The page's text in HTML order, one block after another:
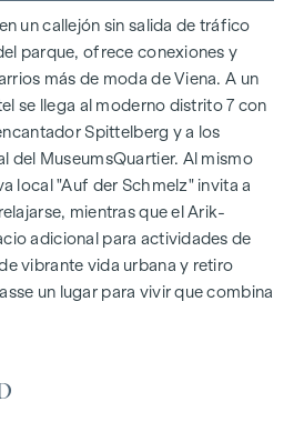
aprox. 30 a 130 m²
y terrazas
| e-mobility
el tejado
una experiencia vital única que
de forma extraordinaria. El
vida moderna y con estilo. Los
un callejón sin salida de tráfico
parque, ofrece conexiones y
más de moda de Viena. A un
se llega al moderno distrito 7 con
Spittelberg y a los
del MuseumsQuartier. Al mismo
local "Auf der Schmelz" invita a
mientras que el Arik-
adicional para actividades de
vibrante vida urbana y retiro
un lugar para vivir que combina